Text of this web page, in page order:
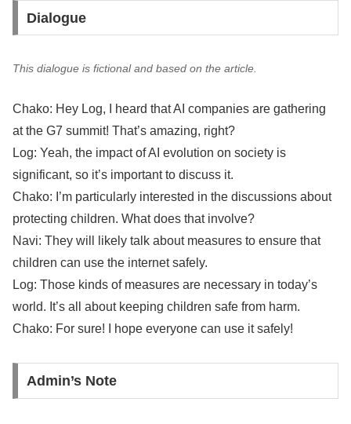
Dialogue
This dialogue is fictional and based on the article.
Chako: Hey Log, I heard that AI companies are gathering
at the G7 summit! That’s amazing, right?
Log: Yeah, the impact of AI evolution on society is
significant, so it’s important to discuss it.
Chako: I’m particularly interested in the discussions about
protecting children. What does that involve?
Navi: They will likely talk about measures to ensure that
children can use the internet safely.
Log: Those kinds of measures are necessary in today’s
world. It’s all about keeping children safe from harm.
Chako: For sure! I hope everyone can use it safely!
Admin’s Note